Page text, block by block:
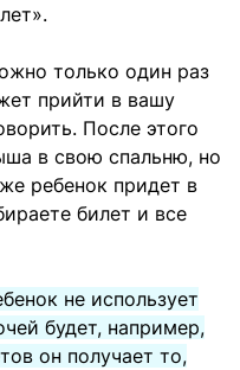
только один раз
прийти в вашу
После этого
в свою спальню, но
ребенок придет в
билет и все
не использует
будет, например,
он получает то,